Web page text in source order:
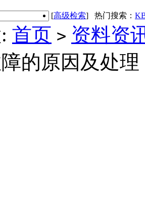
[高级检索] 热门搜索：
首页 > 资料资
的原因及处理